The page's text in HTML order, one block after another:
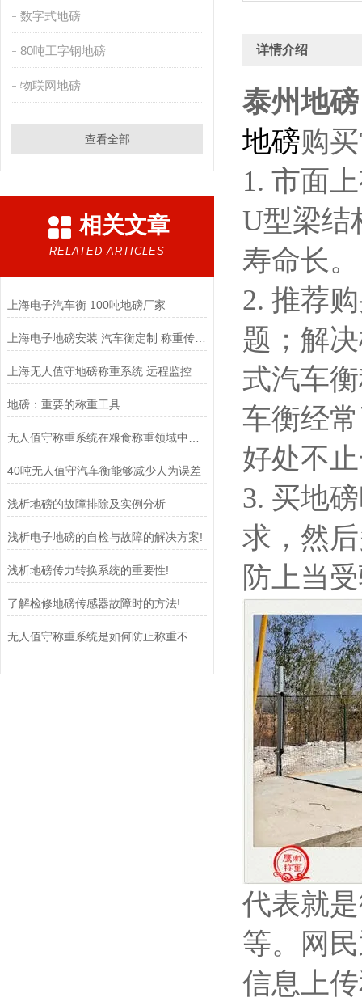
数字式地磅
80吨工字钢地磅
物联网地磅
查看全部
相关文章
RELATED ARTICLES
上海电子汽车衡 100吨地磅厂家
上海电子地磅安装 汽车衡定制 称重传感器
上海无人值守地磅称重系统 远程监控
地磅：重要的称重工具
40吨无人值守汽车衡能够减少人为误差
浅析地磅的故障排除及实例分析
浅析电子地磅的自检与故障的解决方案!
浅析地磅传力转换系统的重要性!
了解检修地磅传感器故障时的方法!
详情介绍
泰州地磅
地磅购
1. 市面
U型梁结
寿命长。
2. 推荐
题；解
式汽车
车衡经
好处不
3. 买地
求，然
防上当
代表就
等。网
信息上